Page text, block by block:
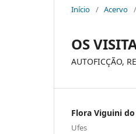
Início / Acervo /
OS
AUTOFICÇÃO,
Flora Viguini
Ufes